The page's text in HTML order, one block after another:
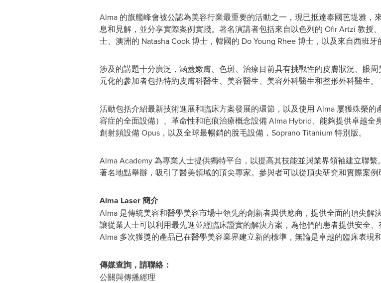
Alma 的旗艦峰會被公認為美容行業最重要的活動之一，現已抵達泰國芭堤雅，
息和見解，並分享實際案例實踐。著名演講者包括來自以色列的 Ofir Artzi 教授
士、澳洲的 Natasha Cook博士，韓國的 Do Young Rhee 博士，以及來自西班牙
涉及的講題十分廣泛，涵蓋嫩膚、色斑、治療目前具有挑戰性的皮膚狀況、眼
元化的參加者包括特約皮膚科醫生、美容醫生、美容外科醫生和整形外科醫生。
活動包括介紹最新技術進展和臨床方案發展的環節，以及使用 Alma 屢獲殊榮
容症的全面設備）、革命性和疤痕治療概念設備 Alma Hybrid、能夠提供卓越
創射頻設備 Opus，以及全球最暢銷的脫毛設備，Soprano Titanium 特別版。
Alma Academy 為專業人士提供獨特平台，以提高其技能並與業界領袖建立聯
著名地點舉辦，吸引了醫美領域的頂尖專家。參與者可以從頂尖研究和實際案
Alma Laser簡介
Alma 是傳統美容和醫學美容市場中領先的創新者與供應商，提供全面的頂尖解
讓從業人士可以利用最先進並經臨床證實的解決方案，為他們的患者提供安全
Alma 多次獲獎的產品已在醫學美容業界建立新的標準，無論是卓越的臨床表現
傳媒查詢，請聯絡：
公關與傳播經理